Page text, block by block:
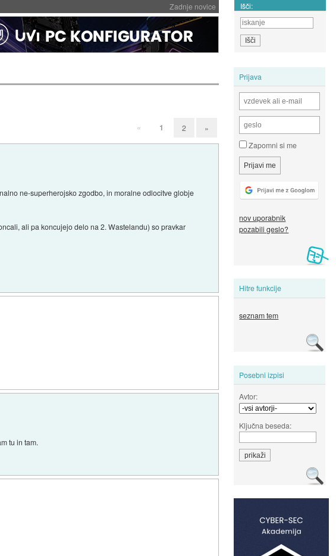
Zadnje novice Išči:
Prijava
Zapomni si me
nov uporabnik
pozabili geslo?
Hitre funkcije
seznam tem
Posebni izpisi
Avtor:
Ključna beseda:
« 1 2 »
ne-superherojsko zgodbo, in moralne odlocitve globje
ali pa koncujejo delo na 2. Wastelandu) so pravkar
tu in tam.